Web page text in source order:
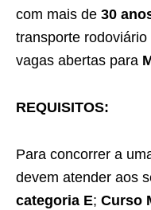
com mais de 30
transporte
vagas abertas para
REQUISITOS:
Para concorrer a
devem atender aos
categoria E; Curso